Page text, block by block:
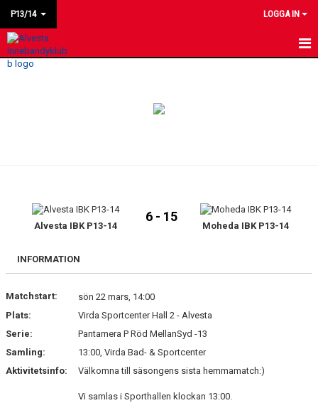
P13/14 LOGGA IN
HEM
BILDGALLERI
KONTAKT
Alvesta IBK P13-14
6 - 15
Moheda IBK P13-14
INFORMATION
Matchstart:
sön 22 mars, 14:00
Plats:
Virda Sportcenter Hall 2 - Alvesta
Serie:
Pantamera P Röd MellanSyd -13
Samling:
13:00, Virda Bad- & Sportcenter
Aktivitetsinfo:
Välkomna till säsongens sista hemmamatch:)
Vi samlas i Sporthallen klockan 13:00.